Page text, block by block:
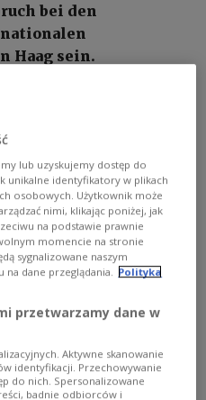
bei den
Haag sein.
und
Gruppe ist in die
bereit vor Gericht, über
Ukraine auszusagen.
Gulag.net hat
eines ehemaligen
der nach
in den Niederlanden
Dem Dokument
GRU-Offizier bereit
Strafgerichtshof
lub uzyskujemy dostęp do
unikalne identyfikatory w plikach
osobowych. Użytkownik może
nimi, klikając poniżej, jak
na podstawie prawnie
momencie na stronie
sygnalizowane naszym
na dane przeglądania. Polityka
przetwarzamy dane w
Aktywne skanowanie
identyfikacji. Przechowywanie
do nich. Spersonalizowane
badnie odbiorców i